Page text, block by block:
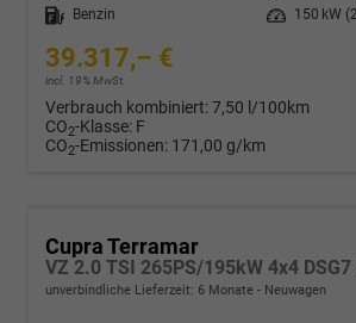
Kraftstoff
Benzin Leistung 150 kW
39.317,– €
incl. 19% MwSt.
Verbrauch kombiniert:7,50 l/100km
CO2-Klasse: F
CO2-Emissionen: 171,00 g/km
Cupra Terramar
unverbindliche Lieferzeit: 6 Monate Neuwagen